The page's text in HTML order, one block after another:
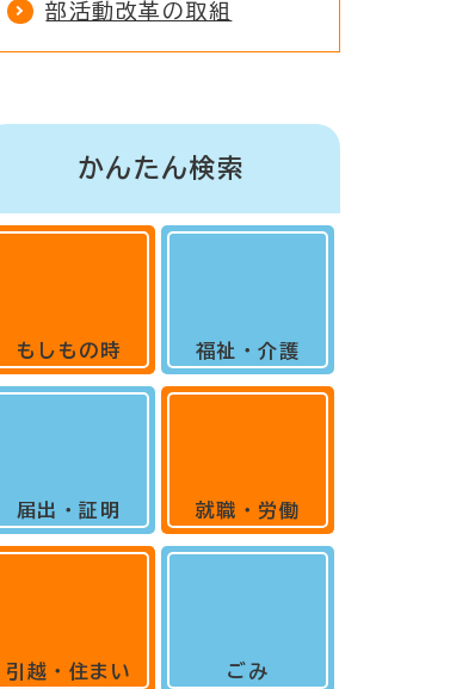
部活動改革の取組
かんたん検索
もしもの時
届出・証明
引越・住まい
福祉・介護
就職・労働
ごみ